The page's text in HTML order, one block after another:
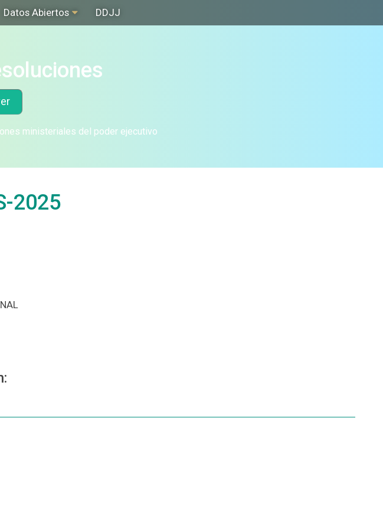
Datos Abiertos DDJJ
ministeriales del poder ejecutivo
2025